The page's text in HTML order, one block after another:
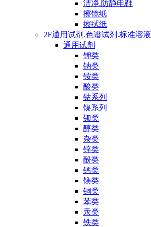
洁净.防静电鞋
擦镜纸
擦拭纸
2F通用试剂.色谱试剂.标准溶液
通用试剂
钾类
钠类
铵类
酸类
钴系列
镍系列
钡类
醇类
杂类
锌类
酚类
钙类
镁类
铜类
苯类
汞类
铁类